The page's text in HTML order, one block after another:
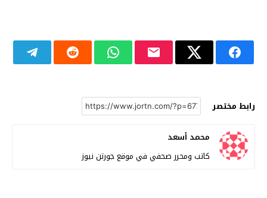
رابط مختصر
محمد أسعد
كاتب ومحرر صحفي في موقع جورتن نيوز